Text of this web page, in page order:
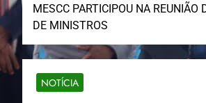
MESCC PARTICIPOU NA REUNIÃO
DE MINISTROS
NOTÍCIA